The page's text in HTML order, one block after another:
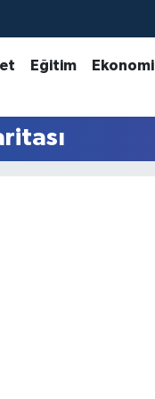
Eğitim Ekonomi